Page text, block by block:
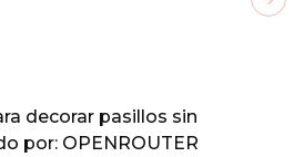
decorar pasillos sin
por: OPENROUTER